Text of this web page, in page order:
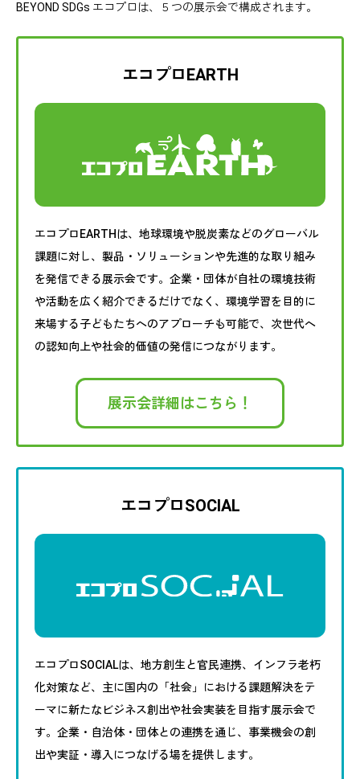
BEYOND SDGs エコプロは、５つの展示会で構成されます。
エコプロEARTH
エコプロEARTHは、地球環境や脱炭素などのグローバル
課題に対し、製品・ソリューションや先進的な取り組み
を発信できる展示会です。企業・団体が自社の環境技術
や活動を広く紹介できるだけでなく、環境学習を目的に
来場する子どもたちへのアプローチも可能で、次世代へ
の認知向上や社会的価値の発信につながります。
展示会詳細はこちら！
エコプロSOCIAL
エコプロSOCIALは、地方創生と官民連携、インフラ老朽
化対策など、主に国内の「社会」における課題解決をテ
ーマに新たなビジネス創出や社会実装を目指す展示会で
す。企業・自治体・団体との連携を通じ、事業機会の創
出や実証・導入につなげる場を提供します。